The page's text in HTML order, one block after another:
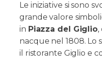
Le iniziative si sono
grande valore
in Piazza del Giglio,
nacque nel 1808. Lo
il ristorante Giglio e